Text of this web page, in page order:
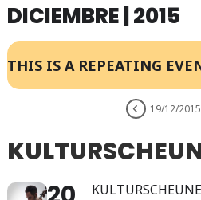
DICIEMBRE | 2015
THIS IS A REPEATING
19/12/